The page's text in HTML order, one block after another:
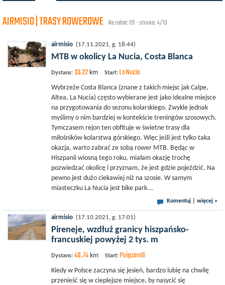
AIRMISIO | TRASY ROWEROWE Rezultat: 121 - strona: 4/13
airmisio (17.11.2021, g. 18:44)
MTB w okolicy La Nucia, Costa Blanca
Dystans: 33.22 km Start: La Nucia
Wybrzeże Costa Blanca (znane z takich miejsc jak Calpe,
Altea, La Nucia) często wybierane jest jako idealne miejsce
na przygotowania do sezonu kolarskiego. Zwykle jednak
myślimy o nim bardziej w kontekście treningów szosowych.
Tymczasem rejon ten obfituje w świetne trasy dla
miłośników kolarstwa górskiego. Więc jeśli jest tylko taka
okazja, warto zabrać ze sobą rower MTB. Będąc w
Hiszpanii wiosną tego roku, miałam okazję trochę
pozwiedzać okolicę i przyznam, że jest gdzie pojeździć. Na
pewno jest dużo ciekawiej niż na szosie. W samym
miasteczku La Nucia jest bike park...
Komentuj więcej »
airmisio (17.10.2021, g. 17:01)
Pireneje, wzdłuż granicy hiszpańsko-
francuskiej powyżej 2 tys. m
Dystans: 49.74 km Start: Puigcerdà
Kiedy w Polsce zaczyna się jesień, bardzo lubię na chwilę
przenieść się w cieplejsze miejsce, by nasycić się